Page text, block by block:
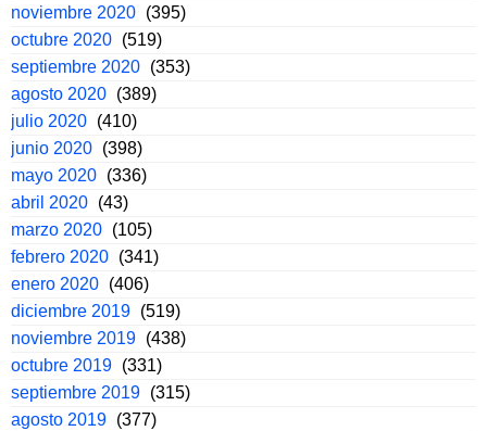
noviembre 2020 (395)
octubre 2020 (519)
septiembre 2020 (353)
agosto 2020 (389)
julio 2020 (410)
junio 2020 (398)
mayo 2020 (336)
abril 2020 (43)
marzo 2020 (105)
febrero 2020 (341)
enero 2020 (406)
diciembre 2019 (519)
noviembre 2019 (438)
octubre 2019 (331)
septiembre 2019 (315)
agosto 2019 (377)